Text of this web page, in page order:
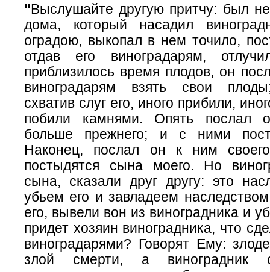
"Выслушайте другую притчу: был
дома, который насадил
оградою, выкопал в нем точило,
отдав его виноградарям,
приблизилось время плодов, он
виноградарям взять свои
схватив слуг его, иного прибили,
побили камнями. Опять послал
больше прежнего; и с ними
Наконец, послал он к ним
постыдятся сына моего. Но
сына, сказали друг другу: это
убьем его и завладеем
его, вывели вон из виноградника и
придет хозяин виноградника, что
виноградарями? Говорят Ему:
злой смерти, а виноградник